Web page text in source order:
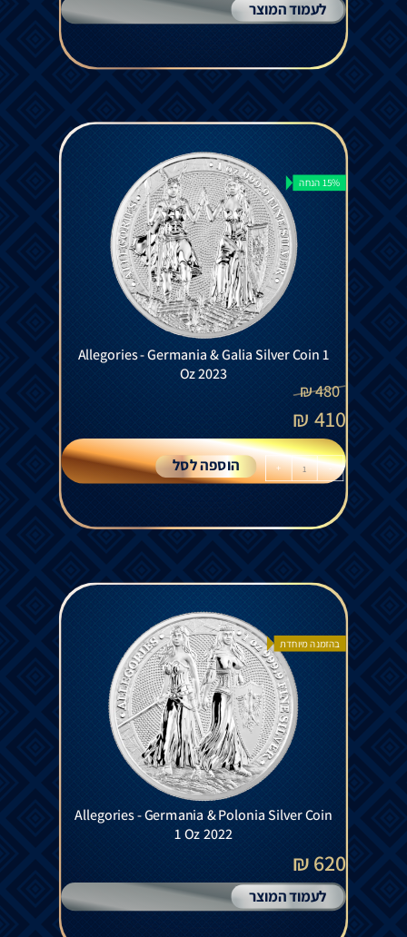
לעמוד המוצר
15% הנחה
Allegories - Germania & Galia Silver Coin 1
Oz 2023
480
₪
410
₪
-
+ הוספה לסל
בהזמנה מיוחדת
Allegories - Germania & Polonia Silver Coin
1 Oz 2022
620 ₪
לעמוד המוצר